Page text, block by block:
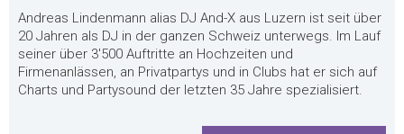
Andreas Lindenmann alias DJ And-X aus Luzern ist seit über
20 Jahren als DJ in der ganzen Schweiz unterwegs. Im Lauf
seiner über 3'500 Auftritte an Hochzeiten und
Firmenanlässen, an Privatpartys und in Clubs hat er sich auf
Charts und Partysound der letzten 35 Jahre spezialisiert.